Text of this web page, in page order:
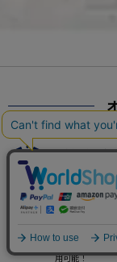
圧倒的な品揃
大型店限定商品
豊富！
共通ポイント
ポイントが貯ま
でもネットでも
用可能！